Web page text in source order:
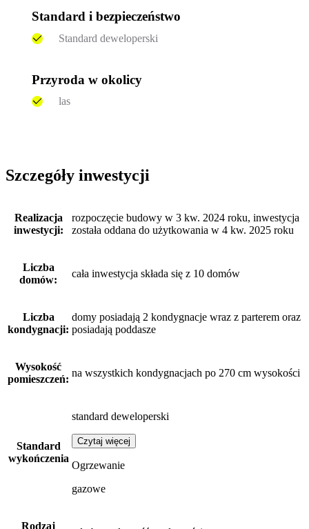
Standard i bezpieczeństwo
Standard deweloperski
Przyroda w okolicy
las
Szczegóły inwestycji
Realizacja
inwestycji:
rozpoczęcie budowy w 3 kw. 2024 roku, inwestycja
została oddana do użytkowania w 4 kw. 2025 roku
Liczba
domów:
cała inwestycja składa się z 10 domów
Liczba
kondygnacji:
domy posiadają 2 kondygnacje wraz z parterem oraz
posiadają poddasze
Wysokość
pomieszczeń:
na wszystkich kondygnacjach po 270 cm wysokości
Standard
wykończenia
standard deweloperski
Czytaj więcej
Ogrzewanie
gazowe
Rodzaj